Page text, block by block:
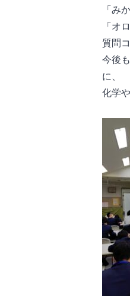
「み
「オ
質問
今後
に、
化学